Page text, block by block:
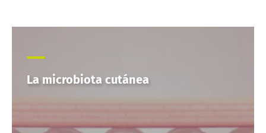
La microbiota cutánea